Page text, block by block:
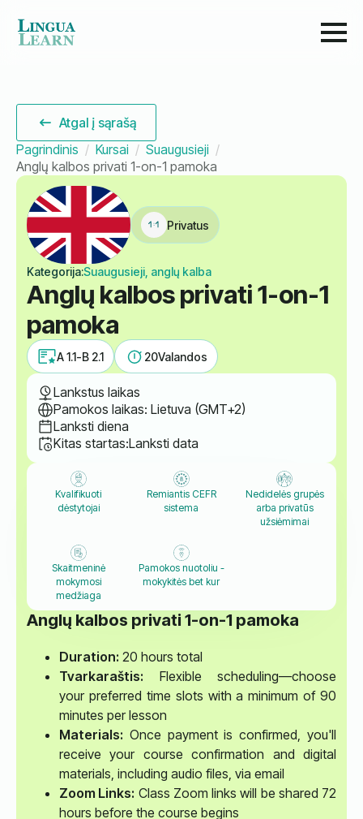
Atgal į sąrašą
Pagrindinis
Kursai
Suaugusieji
Anglų kalbos privati 1-on-1 pamoka
Privatus
Kategorija:Suaugusieji, anglų kalba
Anglų kalbos privati 1-on-1
pamoka
A 1.1-B 2.1 20Valandos
Lankstus laikas
Pamokos laikas: Lietuva (GMT+2)
Lanksti diena
Kitas startas:Lanksti data
Kvalifikuoti
dėstytojai
Remiantis CEFR
sistema
Nedidelės grupės
arba privatūs
užsiėmimai
Skaitmeninė
mokymosi
medžiaga
Pamokos nuotoliu -
mokykitės bet kur
Anglų kalbos privati 1-on-1 pamoka
Duration: 20 hours total
Tvarkaraštis: Flexible scheduling—choose
your preferred time slots with a minimum of 90
minutes per lesson
Materials: Once payment is confirmed, you'll
receive your course confirmation and digital
materials, including audio files, via email
Zoom Links: Class Zoom links will be shared 72
hours before the course begins